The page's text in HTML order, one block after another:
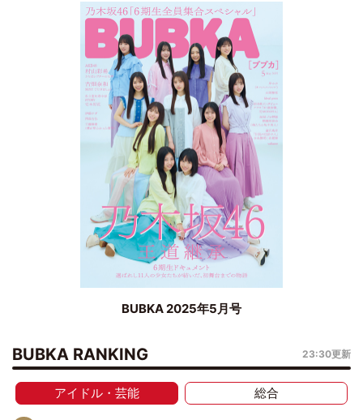
BUBKA 2025年5月号
BUBKA RANKING 23:30更新
アイドル・芸能 総合